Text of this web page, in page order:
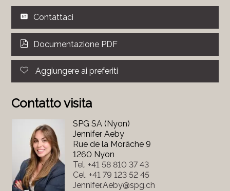
Contattaci
Documentazione PDF
Aggiungere ai preferiti
Contatto visita
SPG SA (Nyon)
Jennifer Aeby
Rue de la Morâche 9
1260 Nyon
Tel. +41 58 810 37 43
Cel. +41 79 123 52 45
Jennifer.Aeby@spg.ch